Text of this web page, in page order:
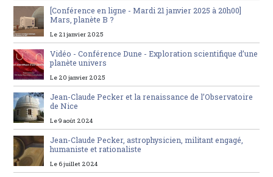
[Conférence en ligne - Mardi 21 janvier 2025 à 20h00]
Mars, planète B ?
Le 21 janvier 2025
Vidéo - Conférence Dune - Exploration scientifique d’une
planète univers
Le 20 janvier 2025
Jean-Claude Pecker et la renaissance de l’Observatoire
de Nice
Le 9 août 2024
Jean-Claude Pecker, astrophysicien, militant engagé,
humaniste et rationaliste
Le 6 juillet 2024